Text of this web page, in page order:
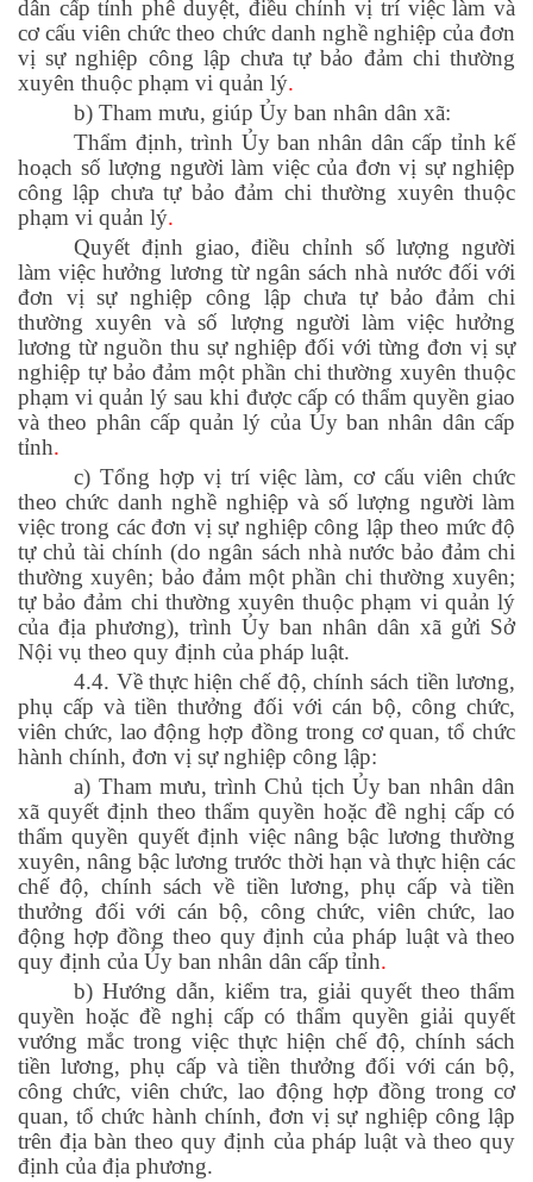
dân cấp tỉnh phê duyệt, điều chỉnh vị trí việc làm và
cơ cấu viên chức theo chức danh nghề nghiệp của đơn
vị sự nghiệp công lập chưa tự bảo đảm chi thường
xuyên thuộc phạm vi quản lý.
b) Tham mưu, giúp Ủy ban nhân dân xã:
Thẩm định, trình Ủy ban nhân dân cấp tỉnh kế
hoạch số lượng người làm việc của đơn vị sự nghiệp
công lập chưa tự bảo đảm chi thường xuyên thuộc
phạm vi quản lý.
Quyết định giao, điều chỉnh số lượng người
làm việc hưởng lương từ ngân sách nhà nước đối với
đơn vị sự nghiệp công lập chưa tự bảo đảm chi
thường xuyên và số lượng người làm việc hưởng
lương từ nguồn thu sự nghiệp đối với từng đơn vị sự
nghiệp tự bảo đảm một phần chi thường xuyên thuộc
phạm vi quản lý sau khi được cấp có thẩm quyền giao
và theo phân cấp quản lý của Ủy ban nhân dân cấp
tỉnh.
c) Tổng hợp vị trí việc làm, cơ cấu viên chức
theo chức danh nghề nghiệp và số lượng người làm
việc trong các đơn vị sự nghiệp công lập theo mức độ
tự chủ tài chính (do ngân sách nhà nước bảo đảm chi
thường xuyên; bảo đảm một phần chi thường xuyên;
tự bảo đảm chi thường xuyên thuộc phạm vi quản lý
của địa phương), trình Ủy ban nhân dân xã gửi Sở
Nội vụ theo quy định của pháp luật.
4.4. Về thực hiện chế độ, chính sách tiền lương,
phụ cấp và tiền thưởng đối với cán bộ, công chức,
viên chức, lao động hợp đồng trong cơ quan, tổ chức
hành chính, đơn vị sự nghiệp công lập:
a) Tham mưu, trình Chủ tịch Ủy ban nhân dân
xã quyết định theo thẩm quyền hoặc đề nghị cấp có
thẩm quyền quyết định việc nâng bậc lương thường
xuyên, nâng bậc lương trước thời hạn và thực hiện các
chế độ, chính sách về tiền lương, phụ cấp và tiền
thưởng đối với cán bộ, công chức, viên chức, lao
động hợp đồng theo quy định của pháp luật và theo
quy định của Ủy ban nhân dân cấp tỉnh.
b) Hướng dẫn, kiểm tra, giải quyết theo thẩm
quyền hoặc đề nghị cấp có thẩm quyền giải quyết
vướng mắc trong việc thực hiện chế độ, chính sách
tiền lương, phụ cấp và tiền thưởng đối với cán bộ,
công chức, viên chức, lao động hợp đồng trong cơ
quan, tổ chức hành chính, đơn vị sự nghiệp công lập
trên địa bàn theo quy định của pháp luật và theo quy
định của địa phương.